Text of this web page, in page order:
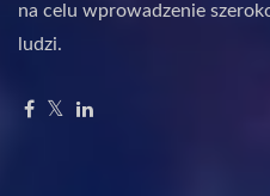
na celu wprowadzenie
ludzi.